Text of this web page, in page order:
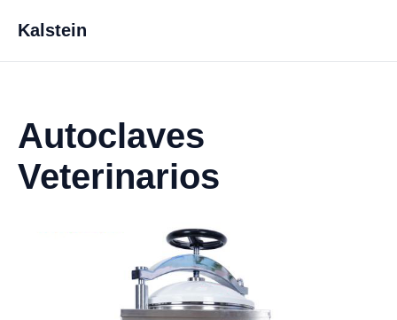
Kalstein
Autoclaves
Veterinarios